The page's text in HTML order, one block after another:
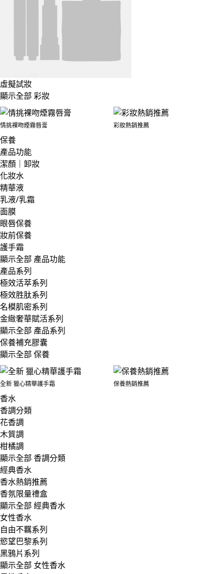
虛擬試妝
顯示全部 彩妝
情挑裸吻煙霧唇膏 彩妝熱銷推薦
保養
產品功能
潔顏｜卸妝
化妝水
精華液
乳液/乳霜
面膜
眼唇保養
妝前保養
護手霜
顯示全部 產品功能
產品系列
極效活萃系列
極效胜肽系列
名模肌密系列
金緻奢華賦活系列
顯示全部 產品系列
保養補充膠囊
顯示全部 保養
全新 獵心精華護手霜 保養熱銷推薦
香水
香調分類
花香調
木質調
柑橘調
顯示全部 香調分類
經典香水
香水熱銷推薦
香氛限量禮盒
顯示全部 經典香水
女性香水
自由不羈系列
慾望巴黎系列
黑鴉片系列
顯示全部 女性香水